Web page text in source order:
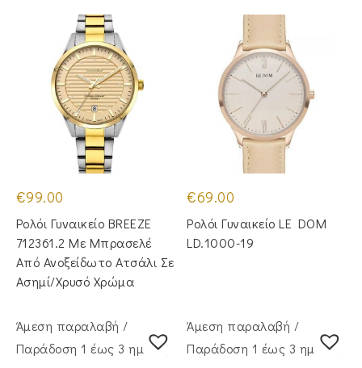
€99.00
Ρολόι Γυναικείο BREEZE
712361.2 Με Μπρασελέ
Από Ανοξείδωτο Ατσάλι Σε
Ασημί/Χρυσό Χρώμα
€69.00
Ρολόι Γυναικείο LE DOM
LD.1000-19
Άμεση παραλαβή /
Παράδoση 1 έως 3 ημέρες
Άμεση παραλαβή /
Παράδoση 1 έως 3 ημέρες